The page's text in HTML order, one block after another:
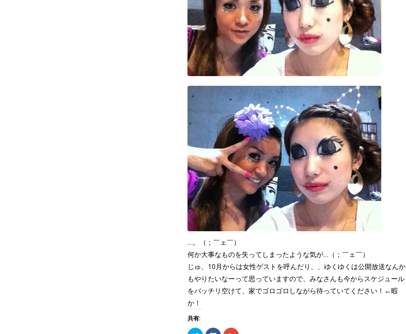
…。（；￣ェ￣）
何か大事なものを失ってしまったような気が…（；￣ェ￣）
じゅ、10月からは女性ゲストを呼んだり、、ゆくゆくは公開放送なんか
もやりたいなーって思っていますので、みなさんも今からスケジュール
をバッチリ空けて、家でゴロゴロしながら待っていてください！←暇
か！
共有: